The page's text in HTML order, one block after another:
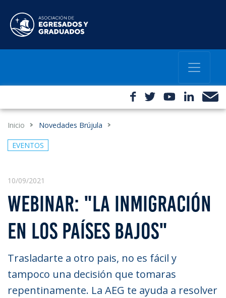
Inicio Novedades Brújula
EVENTOS
10/09/2021
WEBINAR: "LA INMIGRACIÓN
EN LOS PAÍSES BAJOS"
Trasladarte a otro pais, no es fácil y
tampoco una decisión que tomaras
repentinamente. La AEG te ayuda a resolver